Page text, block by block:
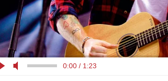
0:00 / 1:23